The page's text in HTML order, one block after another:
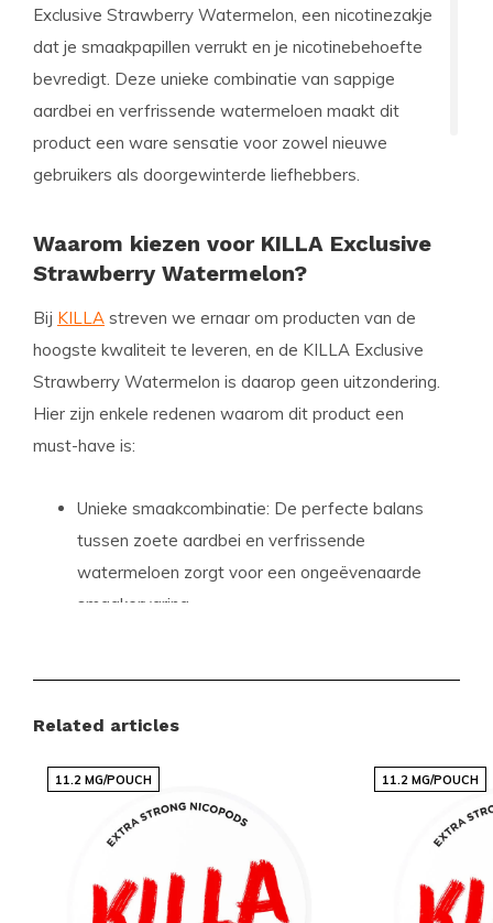
Exclusive Strawberry Watermelon, een nicotinezakje
dat je smaakpapillen verrukt en je nicotinebehoefte
bevredigt. Deze unieke combinatie van sappige
aardbei en verfrissende watermeloen maakt dit
product een ware sensatie voor zowel nieuwe
gebruikers als doorgewinterde liefhebbers.
Waarom kiezen voor KILLA Exclusive
Strawberry Watermelon?
Bij KILLA streven we ernaar om producten van de
hoogste kwaliteit te leveren, en de KILLA Exclusive
Strawberry Watermelon is daarop geen uitzondering.
Hier zijn enkele redenen waarom dit product een
must-have is:
Unieke smaakcombinatie: De perfecte balans
tussen zoete aardbei en verfrissende
watermeloen zorgt voor een ongeëvenaarde
smaakervaring.
wat zorgt voor een bevredigende ervaring.
Discreet en handig:
De zakjes zijn klein en
gemakkelijk mee te nemen, waardoor je altijd
en overal kunt genieten van je nicotinezakje.
Geen tabak, geen rook:Geniet van de
voordelen van nicotine zonder de schadelijke
Related articles
11.2 MG/POUCH 11.2 MG/POUCH